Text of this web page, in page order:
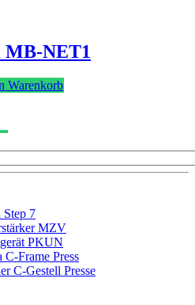
MB-NET1
Warenkorb
7
MZV
PKUN
Frame Press
C-Gestell Presse